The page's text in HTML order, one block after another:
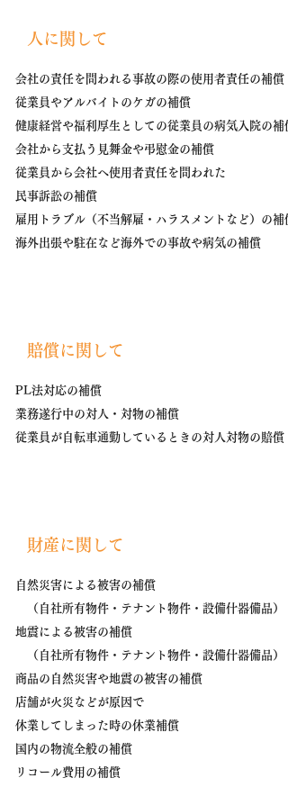
​人に関して
会社の責任を問われる事故の際の使用者責任の補償
​従業員やアルバイトのケガの補償
健康経営や福利厚生としての​従業員の病気入院の補
会社から支払う見舞金や弔慰金の補償
従業員から会社へ使用者責任を問われた
民事訴訟の補償
雇用トラブル（不当解雇・ハラスメントなど）の補
海外出張や駐在など海外での事故や病気の補償​
​賠償に関して
PL法対応の補償
業務遂行中の対人・対物の補償
従業員が自転車通勤しているときの対人対物の賠償
​財産に関して
自然災害による被害の補償
（自社所有物件・テナント物件・設備什器備品）
地震による被害の補償
（自社所有物件・テナント物件・設備什器備品）
商品の自然災害や地震の被害の補償
店舗が火災などが原因で
休業してしまった時の休業補償
​国内の物流全般の補償
​​リコール費用の補償